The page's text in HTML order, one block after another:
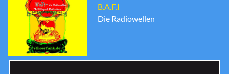
B.A.F.I
Die Radiowellen